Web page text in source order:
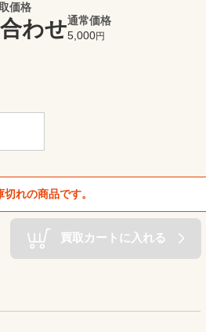
価格
わせ通常価格
5,000円
れの商品です。
買取カートに入れる